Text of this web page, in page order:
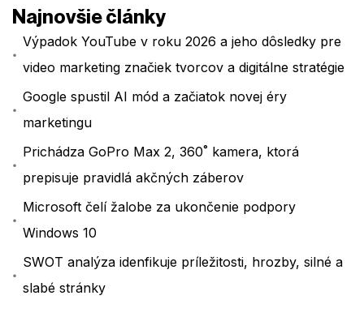
Najnovšie články
Výpadok YouTube v roku 2026 a jeho dôsledky pre
video marketing značiek tvorcov a digitálne stratégie
Google spustil AI mód a začiatok novej éry
marketingu
Prichádza GoPro Max 2, 360˚ kamera, ktorá
prepisuje pravidlá akčných záberov
Microsoft čelí žalobe za ukončenie podpory
Windows 10
SWOT analýza idenfikuje príležitosti, hrozby, silné a
slabé stránky